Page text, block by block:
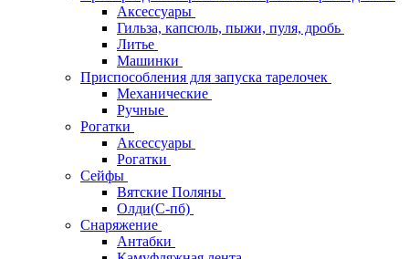
Аксессуары
Гильза, капсюль, пыжи, пуля, дробь
Литье
Машинки
Приспособления для запуска тарелочек
Механические
Ручные
Рогатки
Аксессуары
Рогатки
Сейфы
Вятские Поляны
Олди(С-пб)
Снаряжение
Антабки